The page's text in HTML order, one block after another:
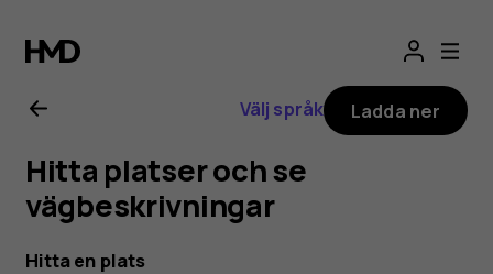
för
Nokia
8.1
Välj språk Ladda ner
Hitta platser och se
vägbeskrivningar
Hitta en plats